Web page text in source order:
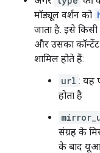
मॉड्यूल वर्शन को
जाता है. इसे
और उसका कॉन्टेंट
शामिल होते हैं:
url : यह
होता है
संग्रह के
के बाद